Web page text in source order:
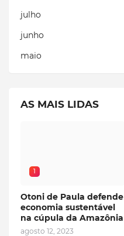
julho
junho
maio
AS MAIS LIDAS
1
Otoni de Paula defende
economia sustentável
na cúpula da Amazônia
agosto 12, 2023